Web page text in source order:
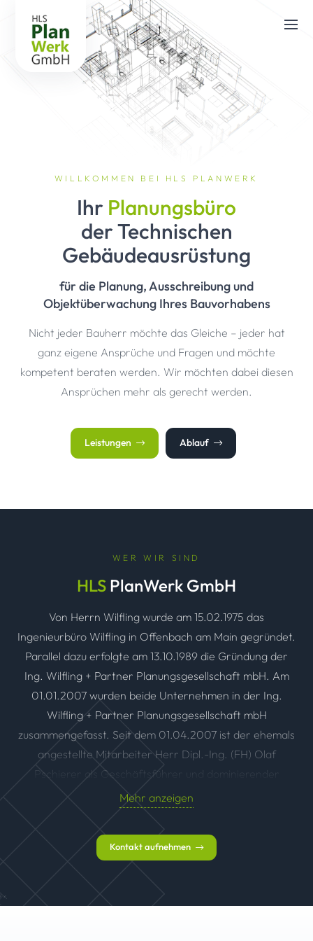
WILLKOMMEN BEI HLS PLANWERK
Ihr Planungsbüro
der Technischen
Gebäudeausrüstung
für die Planung, Ausschreibung und
Objektüberwachung Ihres Bauvorhabens
Nicht jeder Bauherr möchte das Gleiche – jeder hat
ganz eigene Ansprüche und Fragen und möchte
kompetent beraten werden. Wir möchten dabei diesen
Ansprüchen mehr als gerecht werden.
Leistungen Ablauf
WER WIR SIND
HLS PlanWerk GmbH
Von Herrn Wilfling wurde am 15.02.1975 das
Ingenieurbüro Wilfling in Offenbach am Main gegründet.
Parallel dazu erfolgte am 13.10.1989 die Gründung der
Ing. Wilfling + Partner Planungsgesellschaft mbH. Am
01.01.2007 wurden beide Unternehmen in der Ing.
Wilfling + Partner Planungsgesellschaft mbH
zusammengefasst. Seit dem 01.04.2007 ist der ehemals
angestellte Mitarbeiter Herr Dipl.-Ing. (FH) Olaf
Pschierer als Geschäftsführer und dominierender
Gesellschafter im Unternehmen tätig. Danach hat sich
zurückgezogen. Das Unternehmen wird seit ca. 2010
allein durch Hr. Pschierer geführt. Anfang 2018 erfolgte
die Umfirmierung in HLS PlanWerk GmbH.
Das Hauptaufgabengebiet des Ingenieurbüros erstreckt
Mehr anzeigen
Kontakt aufnehmen